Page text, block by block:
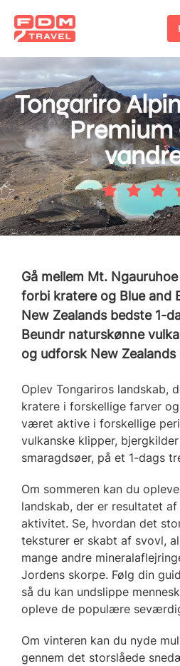
hovedindhold
Tongariro
Premium
Gå mellem Mt.
forbi kratere og Blue and
New Zealands bedste 1-
Beundr naturskønne
og udforsk New Zealands
Oplev Tongariros landskab,
kratere i forskellige farver
været aktive i forskellige
vulkanske klipper,
smaragdsøer, på et 1-dags
Om sommeren kan du
landskab, der er resultatet
aktivitet. Se, hvordan det
teksturer er skabt af svovl,
mange andre
Jordens skorpe. Følg din
så du kan undslippe
opleve de populære
Om vinteren kan du nyde
gennem det storslåede